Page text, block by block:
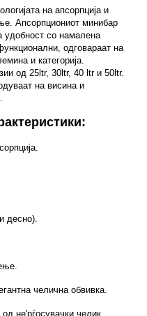
на апсорпција и
Апсорпциониот минибар
удобност со намалена
одговараат на
и категорија.
од 25ltr, 30ltr, 40 ltr и 50ltr.
на висина и
десно).
челична обвивка.
не'рѓосувачки челик.